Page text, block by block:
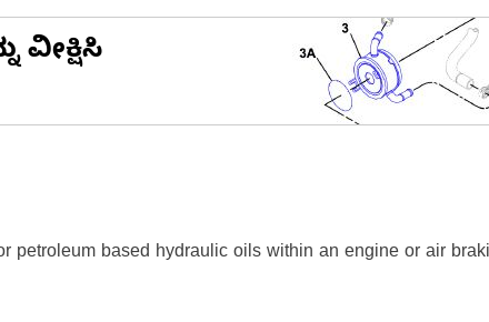
ವೀಕ್ಷಿಸಿ
based hydraulic oils within an engine or air